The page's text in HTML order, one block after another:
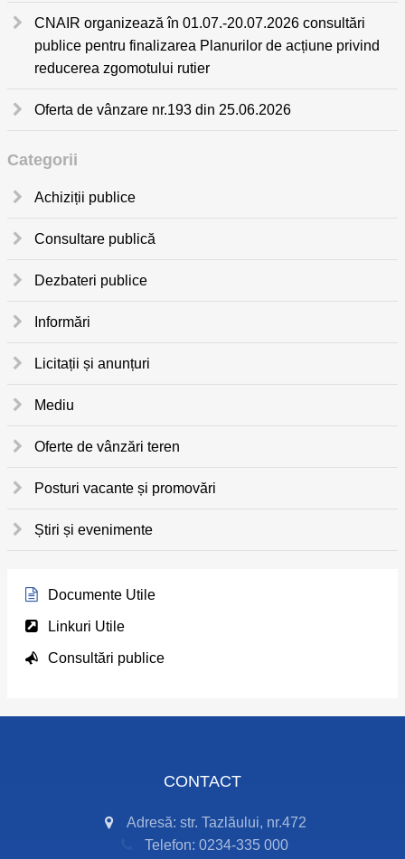
CNAIR organizează în 01.07.-20.07.2026 consultări
publice pentru finalizarea Planurilor de acțiune privind
reducerea zgomotului rutier
Oferta de vânzare nr.193 din 25.06.2026
Categorii
Achiziții publice
Consultare publică
Dezbateri publice
Informări
Licitații și anunțuri
Mediu
Oferte de vânzări teren
Posturi vacante și promovări
Știri și evenimente
Documente Utile
Linkuri Utile
Consultări publice
CONTACT
Adresă: str. Tazlăului, nr.472
Telefon: 0234-335 000